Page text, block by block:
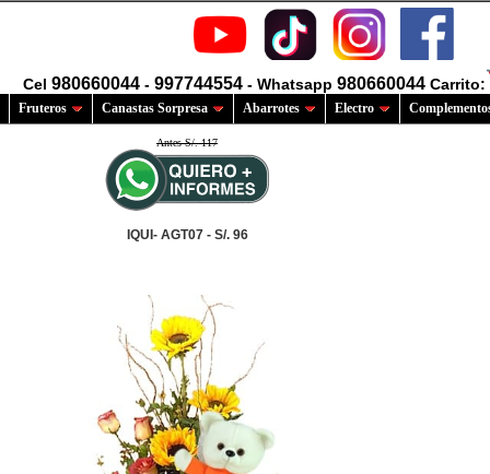
Cel 980660044 - 997744554 - Whatsapp 980660044 Carrito:
Fruteros Canastas Sorpresa Abarrotes Electro
Antes S/. 117
IQUI- AGT07 - S/. 96